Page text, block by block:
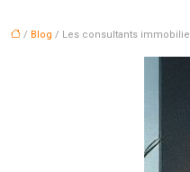
/ Blog / Les consultants